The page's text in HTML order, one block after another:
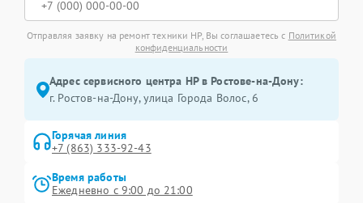
Отправляя заявку на ремонт техники HP, Вы соглашаетесь с Политикой
конфиденциальности
Адрес сервисного центра HP в Ростове-на-Дону:
г. Ростов-на-Дону, улица Города Волос, 6
Горячая линия
+7 (863) 333-92-43
Время работы
Ежедневно с 9:00 до 21:00